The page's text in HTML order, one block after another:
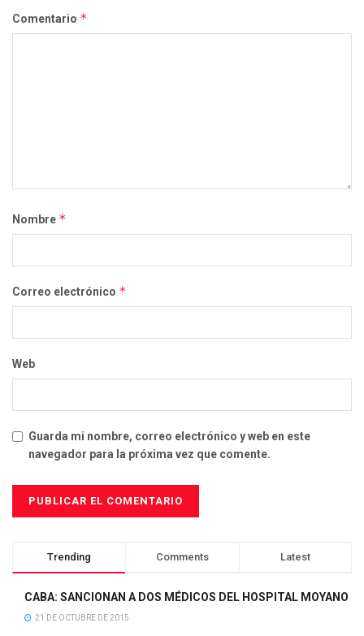
Comentario *
Nombre *
Correo electrónico *
Web
Guarda mi nombre, correo electrónico y web en este
navegador para la próxima vez que comente.
Trending Comments Latest
CABA: SANCIONAN A DOS MÉDICOS DEL HOSPITAL MOYANO
21 DE OCTUBRE DE 2015